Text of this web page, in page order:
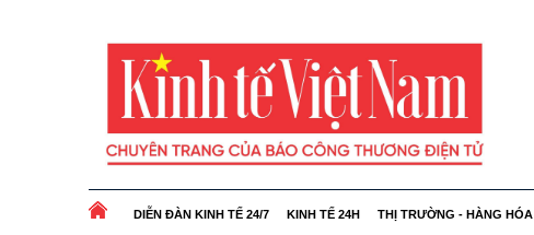
DIỄN ĐÀN KINH TẾ 24/7 KINH TẾ 24H THỊ TRƯỜNG - HÀNG HÓA